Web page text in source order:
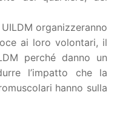
organizzeranno
ai loro volontari, il
perché danno un
l’impatto che la
hanno sulla